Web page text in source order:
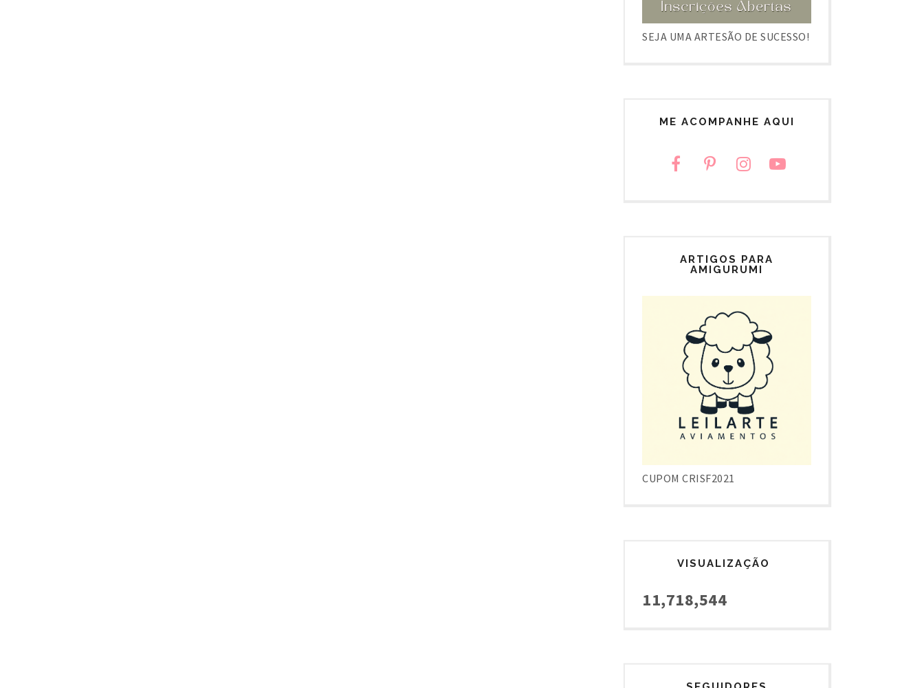
SEJA UMA ARTESÃO DE SUCESSO!
ME ACOMPANHE AQUI
ARTIGOS PARA
AMIGURUMI
CUPOM CRISF2021
VISUALIZAÇÃO
11,718,544